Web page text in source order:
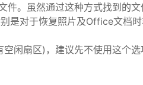
件。虽然通过这种方式找到的
是对于恢复照片及Office文档时
闲扇区)，建议先不使用这个